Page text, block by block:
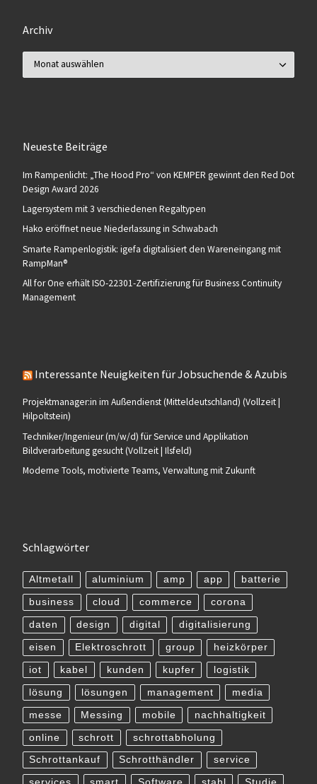
Archiv
Neueste Beiträge
Im Rampenlicht: „The Hood Pro“ von KEMPER gewinnt den Red Dot
Design Award 2026
Lagersystem mit 3 verschiedenen Regaltypen
Hako eröffnet neue Niederlassung in Schwabach
Smarte Rampenlogistik: igefa digitalisiert den Wareneingang mit
RampMan®
All for One erhält ISO-22301-Zertifizierung für Business Continuity
Management
Interessante Neuigkeiten für Jobsuchende & Azubis
Projektmanager:in im Außendienst (Mitteldeutschland) (Vollzeit |
Hilpoltstein)
Techniker/Ingenieur (m/w/d) für Service und Applikation
Bildverarbeitung gesucht (Vollzeit | Ilsfeld)
Moderne Tools, motivierte Teams, Verwaltung mit Zukunft
Schlagwörter
Altmetall aluminium amp app batterie
business cloud commerce corona
daten design digital digitalisierung
eisen Elektroschrott group heizkörper
iot kabel kunden kupfer logistik
lösung lösungen management media
messe Messing mobile nachhaltigkeit
online schrott schrottabholung
Schrottankauf Schrotthändler service